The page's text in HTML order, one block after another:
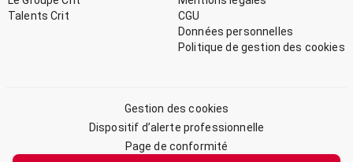
Talents Crit
CGU
Données personnelles
Politique de gestion des cookies
Gestion des cookies
Dispositif d’alerte professionnelle
Page de conformité